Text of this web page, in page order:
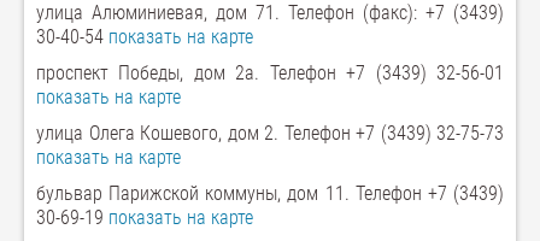
улица Алюминиевая, дом 71. Телефон (факс): +7 (3439)
30-40-54 показать на карте
проспект Победы, дом 2а. Телефон +7 (3439) 32-56-01
показать на карте
улица Олега Кошевого, дом 2. Телефон +7 (3439) 32-75-73
показать на карте
бульвар Парижской коммуны, дом 11. Телефон +7 (3439)
30-69-19 показать на карте